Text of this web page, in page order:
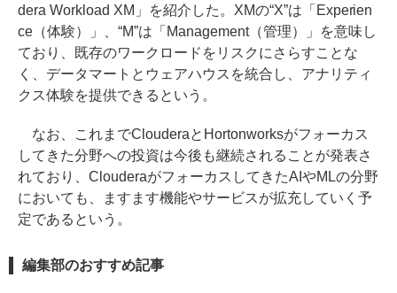
dera Workload XM」を紹介した。XMの“X”は「Experien
ce（体験）」、“M”は「Management（管理）」を意味し
ており、既存のワークロードをリスクにさらすことな
く、データマートとウェアハウスを統合し、アナリティ
クス体験を提供できるという。
なお、これまでClouderaとHortonworksがフォーカス
してきた分野への投資は今後も継続されることが発表さ
れており、ClouderaがフォーカスしてきたAIやMLの分野
においても、ますます機能やサービスが拡充していく予
定であるという。
編集部のおすすめ記事